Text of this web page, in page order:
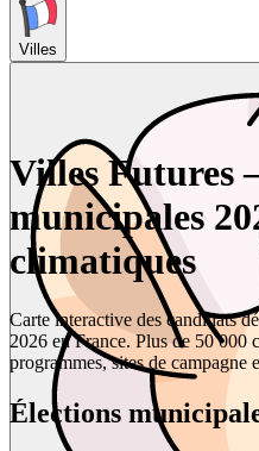
Villes
Villes Futures
municipales
climatiques
Carte interactive des candidats
2026 en France. Plus de 50 000
programmes, sites de campagne
Élections